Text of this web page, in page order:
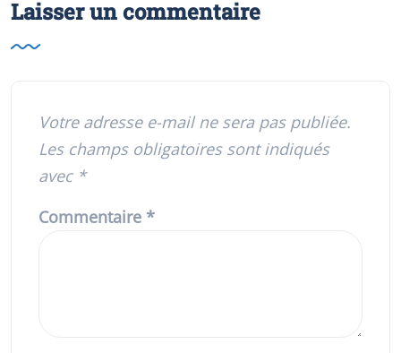
Laisser un commentaire
Votre adresse e-mail ne sera pas publiée.
Les champs obligatoires sont indiqués
avec *
Commentaire *